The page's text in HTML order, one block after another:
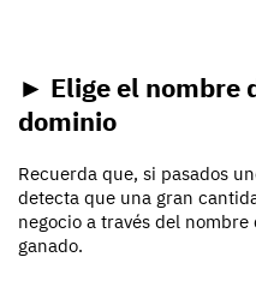
► Elige el nombre
dominio
Recuerda que, si pasados
detecta que una gran
negocio a través del
ganado.